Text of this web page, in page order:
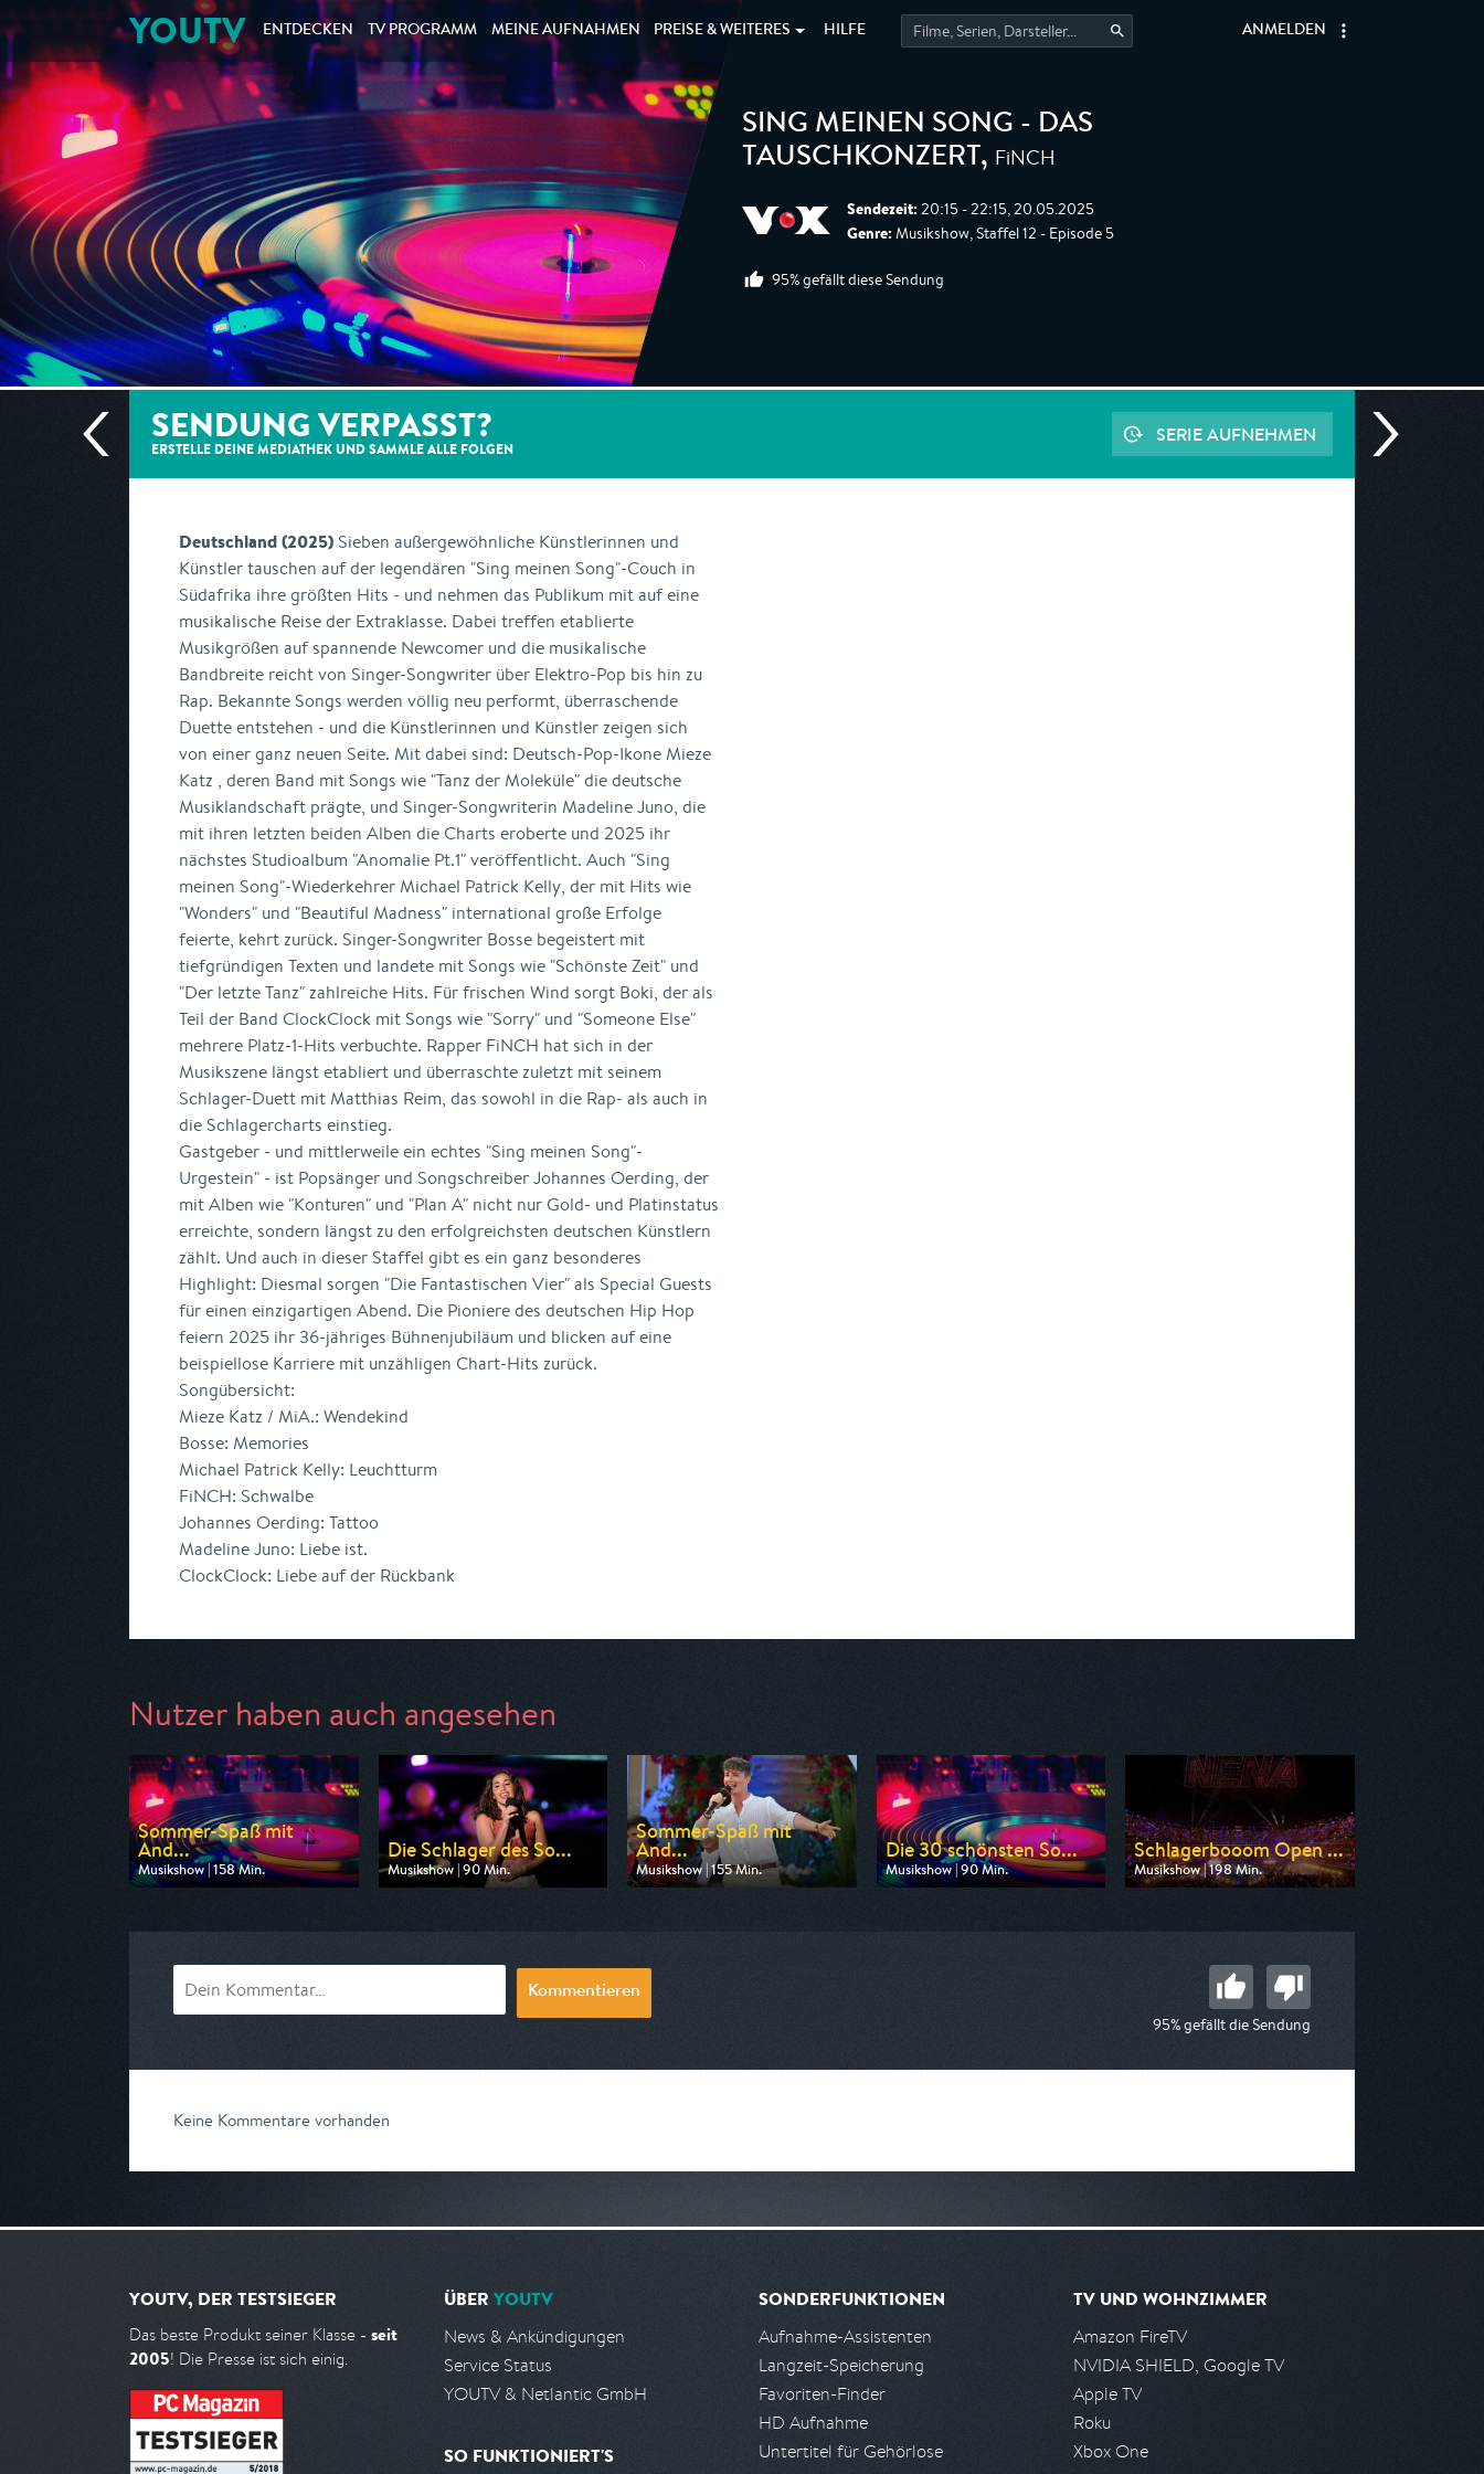
YOUTV ENTDECKEN TV PROGRAMM MEINE AUFNAHMEN PREISE & WEITERES HILFE ANMELDEN
SING MEINEN SONG - DAS
TAUSCHKONZERT, FiNCH
Sendezeit: 20:15 - 22:15, 20.05.2025
Genre: Musikshow, Staffel 12 - Episode 5
95% gefällt diese Sendung
SENDUNG VERPASST?
ERSTELLE DEINE MEDIATHEK UND SAMMLE ALLE FOLGEN
SERIE AUFNEHMEN
Deutschland (2025) Sieben außergewöhnliche Künstlerinnen und
Künstler tauschen auf der legendären "Sing meinen Song"-Couch in
Südafrika ihre größten Hits - und nehmen das Publikum mit auf eine
musikalische Reise der Extraklasse. Dabei treffen etablierte
Musikgrößen auf spannende Newcomer und die musikalische
Bandbreite reicht von Singer-Songwriter über Elektro-Pop bis hin zu
Rap. Bekannte Songs werden völlig neu performt, überraschende
Duette entstehen - und die Künstlerinnen und Künstler zeigen sich
von einer ganz neuen Seite. Mit dabei sind: Deutsch-Pop-Ikone Mieze
Katz , deren Band mit Songs wie "Tanz der Moleküle" die deutsche
Musiklandschaft prägte, und Singer-Songwriterin Madeline Juno, die
mit ihren letzten beiden Alben die Charts eroberte und 2025 ihr
nächstes Studioalbum "Anomalie Pt.1" veröffentlicht. Auch "Sing
meinen Song"-Wiederkehrer Michael Patrick Kelly, der mit Hits wie
"Wonders" und "Beautiful Madness" international große Erfolge
feierte, kehrt zurück. Singer-Songwriter Bosse begeistert mit
tiefgründigen Texten und landete mit Songs wie "Schönste Zeit" und
"Der letzte Tanz" zahlreiche Hits. Für frischen Wind sorgt Boki, der als
Teil der Band ClockClock mit Songs wie "Sorry" und "Someone Else"
mehrere Platz-1-Hits verbuchte. Rapper FiNCH hat sich in der
Musikszene längst etabliert und überraschte zuletzt mit seinem
Schlager-Duett mit Matthias Reim, das sowohl in die Rap- als auch in
die Schlagercharts einstieg.
Gastgeber - und mittlerweile ein echtes "Sing meinen Song"-
Urgestein" - ist Popsänger und Songschreiber Johannes Oerding, der
mit Alben wie "Konturen" und "Plan A" nicht nur Gold- und Platinstatus
erreichte, sondern längst zu den erfolgreichsten deutschen Künstlern
zählt. Und auch in dieser Staffel gibt es ein ganz besonderes
Highlight: Diesmal sorgen "Die Fantastischen Vier" als Special Guests
für einen einzigartigen Abend. Die Pioniere des deutschen Hip Hop
feiern 2025 ihr 36-jähriges Bühnenjubiläum und blicken auf eine
beispiellose Karriere mit unzähligen Chart-Hits zurück.
Songübersicht:
Mieze Katz / MiA.: Wendekind
Bosse: Memories
Michael Patrick Kelly: Leuchtturm
FiNCH: Schwalbe
Johannes Oerding: Tattoo
Madeline Juno: Liebe ist.
ClockClock: Liebe auf der Rückbank
Nutzer haben auch angesehen
Sommer-Spaß mit
And...
Musikshow | 158 Min.
Ausgestrahlt von MDR
Die Schlager des So...
Musikshow | 90 Min.
Ausgestrahlt von MDR
Sommer-Spaß mit
And...
Musikshow | 155 Min.
Ausgestrahlt von SR Fernsehen
Die 30 schönsten So...
Musikshow | 90 Min.
Ausgestrahlt von SR Fernsehen
Schlagerbooom Open ...
Musikshow | 198 Min.
Ausgestrahlt von MDR
Kommentieren
95% gefällt die Sendung
Keine Kommentare vorhanden
YOUTV, DER TESTSIEGER
Das beste Produkt seiner Klasse - seit
2005! Die Presse ist sich einig.
ÜBER YOUTV
News & Ankündigungen
Service Status
YOUTV & Netlantic GmbH
SO FUNKTIONIERT'S
SONDERFUNKTIONEN
Aufnahme-Assistenten
Langzeit-Speicherung
Favoriten-Finder
HD Aufnahme
Untertitel für Gehörlose
TV UND WOHNZIMMER
Amazon FireTV
NVIDIA SHIELD, Google TV
Apple TV
Roku
Xbox One